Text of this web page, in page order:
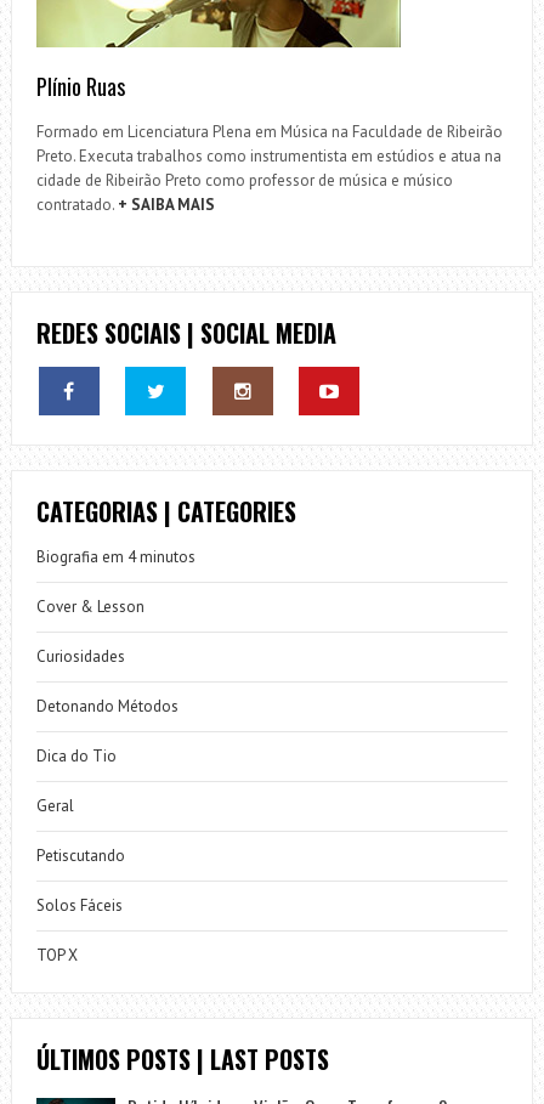
Plínio Ruas
Formado em Licenciatura Plena em Música na Faculdade de Ribeirão
Preto. Executa trabalhos como instrumentista em estúdios e atua na
cidade de Ribeirão Preto como professor de música e músico
contratado. + SAIBA MAIS
REDES SOCIAIS | SOCIAL MEDIA
CATEGORIAS | CATEGORIES
Biografia em 4 minutos
Cover & Lesson
Curiosidades
Detonando Métodos
Dica do Tio
Geral
Petiscutando
Solos Fáceis
TOP X
ÚLTIMOS POSTS | LAST POSTS